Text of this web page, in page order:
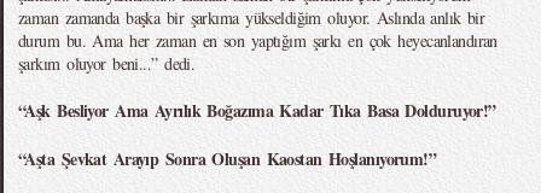
zaman zamanda başka bir şarkıma yükseldiğim oluyor. Aslında anlık bir
durum bu. Ama her zaman en son yaptığım şarkı en çok heyecanlandıran
şarkım oluyor beni...” dedi.
“Aşk Besliyor Ama Ayrılık Boğazıma Kadar Tıka Basa Dolduruyor!”
“Aşta Şevkat Arayıp Sonra Oluşan Kaostan Hoşlanıyorum!”